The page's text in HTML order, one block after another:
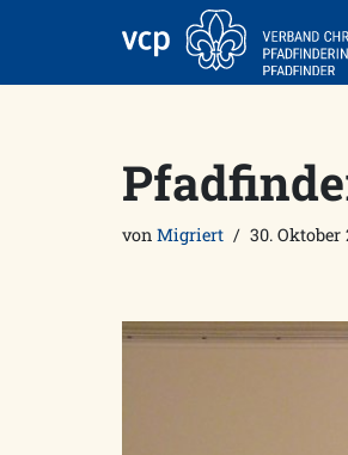
von Migriert 30. Oktober